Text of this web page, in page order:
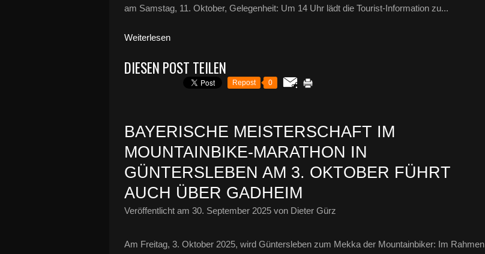
am Samstag, 11. Oktober, Gelegenheit: Um 14 Uhr lädt die Tourist-Information zu...
Weiterlesen
DIESEN POST TEILEN
Repost 0
BAYERISCHE MEISTERSCHAFT IM
MOUNTAINBIKE-MARATHON IN
GÜNTERSLEBEN AM 3. OKTOBER FÜHRT
AUCH ÜBER GADHEIM
Veröffentlicht am 30. September 2025 von Dieter Gürz
Am Freitag, 3. Oktober 2025, wird Güntersleben zum Mekka der Mountainbiker: Im Rahmen